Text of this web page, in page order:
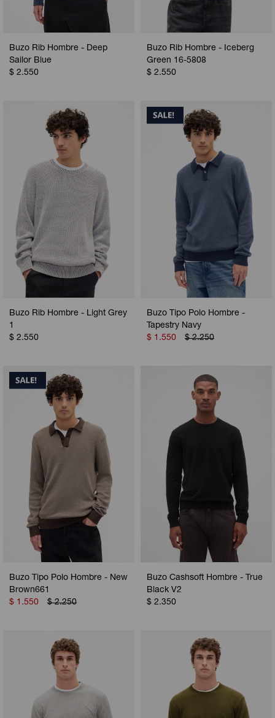
Buzo Rib Hombre - Deep
Sailor Blue
$ 2.550
Buzo Rib Hombre - Iceberg
Green 16-5808
$ 2.550
Buzo Rib Hombre - Light Grey
1
$ 2.550
Buzo Tipo Polo Hombre -
Tapestry Navy
$ 1.550 $ 2.250
Buzo Tipo Polo Hombre - New
Brown661
$ 1.550 $ 2.250
Buzo Cashsoft Hombre - True
Black V2
$ 2.350